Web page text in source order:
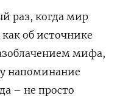
раз, когда мир
об источнике
мифа,
напоминание
– не просто